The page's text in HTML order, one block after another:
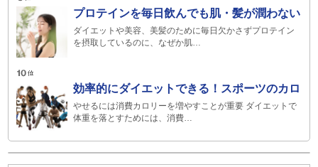
プロテインを毎日飲んでも肌・髪が潤わない
ダイエットや美容、美髪のために毎日欠かさずプロテイン
を摂取しているのに、なぜか肌…
効率的にダイエットできる！スポーツのカロ
やせるには消費カロリーを増やすことが重要 ダイエットで
体重を落とすためには、消費…